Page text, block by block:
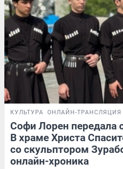
КУЛЬТУРА ОНЛАЙН-ТРАНСЛЯЦИЯ
Софи Лорен передала
В храме Христа
со скульптором
онлайн-хроника